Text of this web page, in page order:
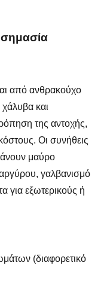
από ανθρακούχο
και
της αντοχής,
Οι συνήθεις
μαύρο
γαλβανισμό
για εξωτερικούς ή
(διαφορετικό